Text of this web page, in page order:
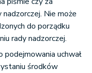
Nie może
do porządku
rady nadzorczej.
uchwał
środków